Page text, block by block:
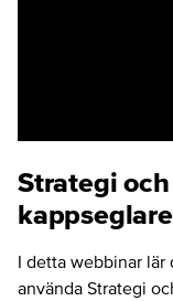
Strategi
kappseglare
I detta webbinar lär
använda Strategi